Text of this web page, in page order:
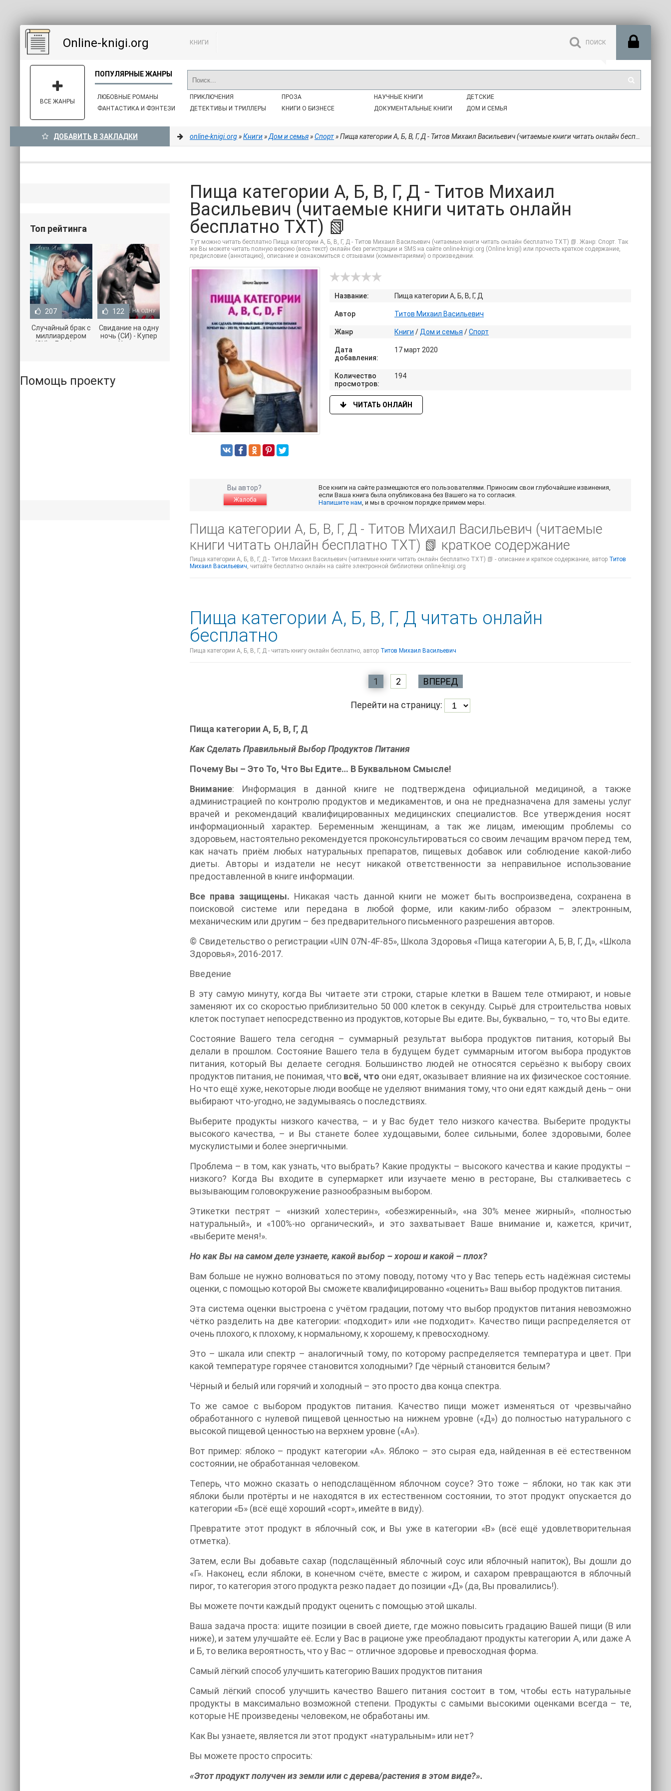
Online-knigi.org КНИГИ
ЛЮБОВНЫЕ РОМАНЫ
ФАНТАСТИКА И ФЭНТЕЗИ
ПРИКЛЮЧЕНИЯ
ДЕТЕКТИВЫ И ТРИЛЛЕРЫ
ПРОЗА
КНИГИ О БИЗНЕСЕ
НАУЧНЫЕ КНИГИ
ДОКУМЕНТАЛЬНЫЕ КНИГИ
ДЕТСКИЕ
ДОМ И СЕМЬЯ
ВСЕ ЖАНРЫ
ДОБАВИТЬ В ЗАКЛАДКИ online-knigi.org»Книги»Дом и семья»Спорт» Пища категории А, Б, В, Г, Д - Титов Михаил Васильевич (читаемые книги читать онлайн бесплатно TXT) 📗
Пища категории А, Б, В, Г, Д - Титов Михаил
Васильевич (читаемые книги читать онлайн
бесплатно TXT) 📗
Тут можно читать бесплатно Пища категории А, Б, В, Г, Д - Титов Михаил Васильевич (читаемые книги читать онлайн бесплатно TXT) 📗. Жанр: Спорт. Так
же Вы можете читать полную версию (весь текст) онлайн без регистрации и SMS на сайте online-knigi.org (Online knigi) или прочесть краткое содержание,
предисловие (аннотацию), описание и ознакомиться с отзывами (комментариями) о произведении.
Название: Пища категории А, Б, В, Г, Д
Автор Титов Михаил Васильевич
Жанр Книги / Дом и семья /Спорт
Дата
добавления:
17 март 2020
Количество
просмотров:
194
ЧИТАТЬ ОНЛАЙН
Вы автор?
Жалоба
Все книги на сайте размещаются его пользователями. Приносим свои глубочайшие извинения,
если Ваша книга была опубликована без Вашего на то согласия.
Напишите нам, и мы в срочном порядке примем меры.
Пища категории А, Б, В, Г, Д - Титов Михаил Васильевич (читаемые
книги читать онлайн бесплатно TXT) 📗 краткое содержание
Пища категории А, Б, В, Г, Д - Титов Михаил Васильевич (читаемые книги читать онлайн бесплатно TXT) 📗 - описание и краткое содержание, автор Титов
Михаил Васильевич, читайте бесплатно онлайн на сайте электронной библиотеки online-knigi.org
Пища категории А, Б, В, Г, Д читать онлайн
бесплатно
Пища категории А, Б, В, Г, Д - читать книгу онлайн бесплатно, автор Титов Михаил Васильевич
1 2 ВПЕРЕД
Перейти на страницу:
Пища категории А, Б, В, Г, Д
Как Сделать Правильный Выбор Продуктов Питания
Почему Вы – Это То, Что Вы Едите… В Буквальном Смысле!
Внимание: Информация в данной книге не подтверждена официальной медициной, а также
администрацией по контролю продуктов и медикаментов, и она не предназначена для замены услуг
врачей и рекомендаций квалифицированных медицинских специалистов. Все утверждения носят
информационный характер. Беременным женщинам, а так же лицам, имеющим проблемы со
здоровьем, настоятельно рекомендуется проконсультироваться со своим лечащим врачом перед тем,
как начать приём любых натуральных препаратов, пищевых добавок или соблюдение какой-либо
диеты. Авторы и издатели не несут никакой ответственности за неправильное использование
предоставленной в книге информации.
Все права защищены. Никакая часть данной книги не может быть воспроизведена, сохранена в
поисковой системе или передана в любой форме, или каким-либо образом – электронным,
механическим или другим – без предварительного письменного разрешения авторов.
© Свидетельство о регистрации «UIN 07N-4F-85», Школа Здоровья «Пища категории А, Б, В, Г, Д», «Школа
Здоровья», 2016-2017.
Введение
В эту самую минуту, когда Вы читаете эти строки, старые клетки в Вашем теле отмирают, и новые
заменяют их со скоростью приблизительно 50 000 клеток в секунду. Сырьё для строительства новых
клеток поступает непосредственно из продуктов, которые Вы едите. Вы, буквально, – то, что Вы едите.
Состояние Вашего тела сегодня – суммарный результат выбора продуктов питания, который Вы
делали в прошлом. Состояние Вашего тела в будущем будет суммарным итогом выбора продуктов
питания, который Вы делаете сегодня. Большинство людей не относятся серьёзно к выбору своих
продуктов питания, не понимая, что всё, что они едят, оказывает влияние на их физическое состояние.
Но что ещё хуже, некоторые люди вообще не уделяют внимания тому, что они едят каждый день – они
выбирают что-угодно, не задумываясь о последствиях.
Выберите продукты низкого качества, – и у Вас будет тело низкого качества. Выберите продукты
высокого качества, – и Вы станете более худощавыми, более сильными, более здоровыми, более
мускулистыми и более энергичными.
Проблема – в том, как узнать, что выбрать? Какие продукты – высокого качества и какие продукты –
низкого? Когда Вы входите в супермаркет или изучаете меню в ресторане, Вы сталкиваетесь с
вызывающим головокружение разнообразным выбором.
Этикетки пестрят – «низкий холестерин», «обезжиренный», «на 30% менее жирный», «полностью
натуральный», и «100%-но органический», и это захватывает Ваше внимание и, кажется, кричит,
«выберите меня!».
Но как Вы на самом деле узнаете, какой выбор – хорош и какой – плох?
Вам больше не нужно волноваться по этому поводу, потому что у Вас теперь есть надёжная системы
оценки, с помощью которой Вы сможете квалифицированно «оценить» Ваш выбор продуктов питания.
Эта система оценки выстроена с учётом градации, потому что выбор продуктов питания невозможно
чётко разделить на две категории: «подходит» или «не подходит». Качество пищи распределяется от
очень плохого, к плохому, к нормальному, к хорошему, к превосходному.
Это – шкала или спектр – аналогичный тому, по которому распределяется температура и цвет. При
какой температуре горячее становится холодными? Где чёрный становится белым?
Чёрный и белый или горячий и холодный – это просто два конца спектра.
То же самое с выбором продуктов питания. Качество пищи может изменяться от чрезвычайно
обработанного с нулевой пищевой ценностью на нижнем уровне («Д») до полностью натурального с
высокой пищевой ценностью на верхнем уровне («А»).
Вот пример: яблоко – продукт категории «А». Яблоко – это сырая еда, найденная в её естественном
состоянии, не обработанная человеком.
Теперь, что можно сказать о неподслащённом яблочном соусе? Это тоже – яблоки, но так как эти
яблоки были протёрты и не находятся в их естественном состоянии, то этот продукт опускается до
категории «Б» (всё ещё хороший «сорт», имейте в виду).
Превратите этот продукт в яблочный сок, и Вы уже в категории «В» (всё ещё удовлетворительная
отметка).
Затем, если Вы добавьте сахар (подслащённый яблочный соус или яблочный напиток), Вы дошли до
«Г». Наконец, если яблоки, в конечном счёте, вместе с жиром, и сахаром превращаются в яблочный
пирог, то категория этого продукта резко падает до позиции «Д» (да, Вы провалились!).
Вы можете почти каждый продукт оценить с помощью этой шкалы.
Ваша задача проста: ищите позиции в своей диете, где можно повысить градацию Вашей пищи (В или
ниже), и затем улучшайте её. Если у Вас в рационе уже преобладают продукты категории А, или даже А
и Б, то велика вероятность, что у Вас – отличное здоровье и превосходная форма.
Самый лёгкий способ улучшить категорию Ваших продуктов питания
Самый лёгкий способ улучшить качество Вашего питания состоит в том, чтобы есть натуральные
продукты в максимально возможной степени. Продукты с самыми высокими оценками всегда – те,
которые НЕ произведены человеком, не обработаны им.
Как Вы узнаете, является ли этот продукт «натуральным» или нет?
Вы можете просто спросить:
«Этот продукт получен из земли или с дерева/растения в этом виде?».
Топ рейтинга
207
Случайный брак с
миллиардером
(СИ) - Лав Агата
122
Свидание на одну
ночь (СИ) - Купер
Хелен
Помощь проекту